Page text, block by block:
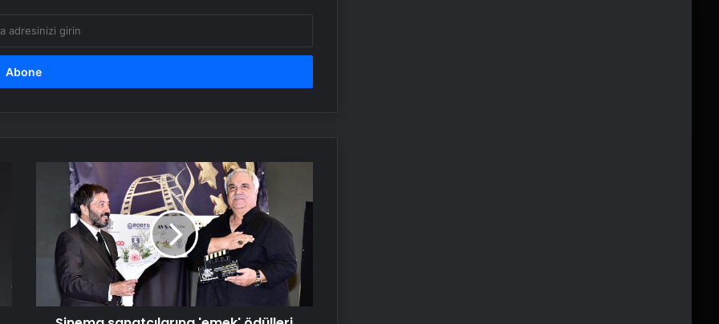
Dünya’nın sonu için tarih verildi:
“Korktuğumuzdan daha erken”
Serjoy : Dijital Medya Ajansı, Google
Reklam Ajansı, SEO Ajansı ve Web
Tasarım Ajansı
Sinema
sanatçılarına
verildi